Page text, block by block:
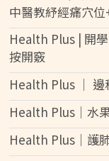
中醫教紓經痛穴
Health Plus | 開
按開竅
Health Plus │ 邊
Health Plus│水
Health Plus│護